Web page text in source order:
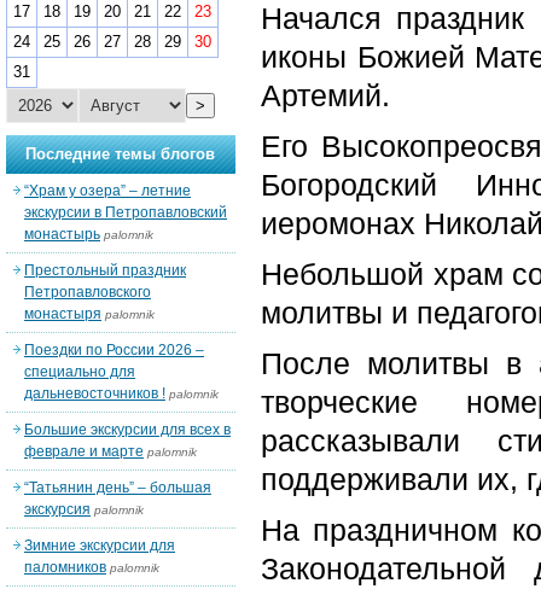
Начался
иконы Божией
Артемий.
Его
Богородский
иеромонах
Небольшой храм
молитвы и
После молитвы в
творческие
рассказывали
поддерживали их,
На праздничном
17
18 19 20 21 22
23
24
25 26 27 28 29
30
31
>
Последние темы блогов
“Храм у озера” – летние
экскурсии в Петропавловский
монастырь palomnik
Престольный праздник
Петропавловского
монастыря palomnik
Поездки по России 2026 –
специально для
дальневосточников ! palomnik
Большие экскурсии для всех в
феврале и марте palomnik
“Татьянин день” – большая
экскурсия palomnik
Зимние экскурсии для
паломников palomnik